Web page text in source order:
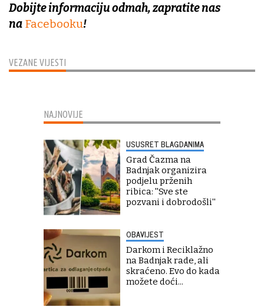
VEZANE VIJESTI
Dobijte informaciju odmah, zapratite nas
na Facebooku!
NAJNOVIJE
USUSRET BLAGDANIMA
Grad Čazma na
Badnjak organizira
podjelu prženih
ribica: ''Sve ste
pozvani i dobrodošli''
OBAVIJEST
Darkom i Reciklažno
na Badnjak rade, ali
skraćeno. Evo do kada
možete doći...